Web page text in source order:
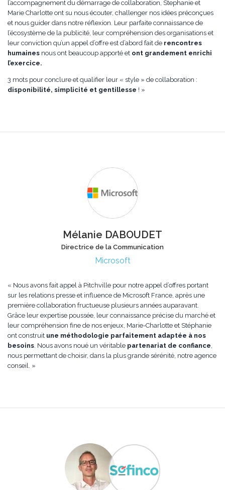
l’accompagnement du démarrage de collaboration, Stephanie et
Marie Charlotte ont su nous écouter, challenger nos idées préconçues
et nous guider dans notre réflexion. Leur parfaite connaissance de
l’écosystème de la publicité, leur compréhension des organisations et
leur conviction qu’un appel d’offre est d’abord fait de rencontres
humaines nous ont beaucoup apporté et ont grandement enrichi
l’exercice.
3 mots pour conclure et qualifier leur « style » de collaboration :
disponibilité, simplicité et gentillesse ! »
Mélanie DABOUDET
Directrice de la Communication
Microsoft
« Nous avons fait appel à Pitchville pour notre appel d’offres portant
sur les relations presse et influence de Microsoft France, après une
première collaboration fructueuse plusieurs années auparavant.
Grâce leur expertise poussée, leur connaissance précise du marché et
leur compréhension fine de nos enjeux, Marie-Charlotte et Stéphanie
ont construit une méthodologie parfaitement adaptée à nos
besoins. Nous avons noué un véritable partenariat de confiance,
nous permettant de choisir, dans la plus grande sérénité, notre agence
conseil. »